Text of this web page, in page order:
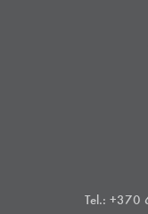
Tel.: